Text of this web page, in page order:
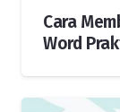
Cara
Word